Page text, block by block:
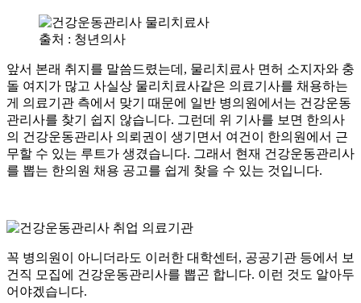
출처 : 청년의사
앞서 본래 취지를 말씀드렸는데, 물리치료사 면허 소지자와 충
돌 여지가 많고 사실상 물리치료사같은 의료기사를 채용하는
게 의료기관 측에서 맞기 때문에 일반 병의원에서는 건강운동
관리사를 찾기 쉽지 않습니다. 그런데 위 기사를 보면 한의사
의 건강운동관리사 의뢰권이 생기면서 여건이 한의원에서 근
무할 수 있는 루트가 생겼습니다. 그래서 현재 건강운동관리사
를 뽑는 한의원 채용 공고를 쉽게 찾을 수 있는 것입니다.
꼭 병의원이 아니더라도 이러한 대학센터, 공공기관 등에서 보
건직 모집에 건강운동관리사를 뽑곤 합니다. 이런 것도 알아두
어야겠습니다.